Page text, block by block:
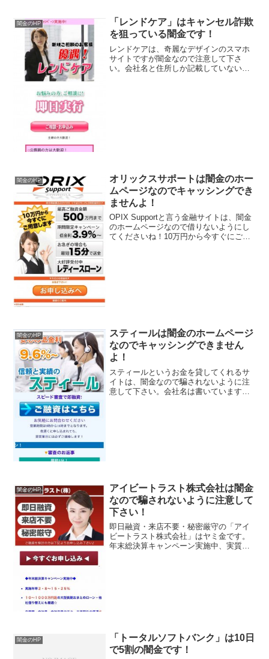
闇金のHP
「レンドケア」はキャンセル詐欺
を狙っている闇金です！
レンドケアは、奇麗なデザインのスマホ
サイトですが闇金なので注意して下さ
い。会社名と住所しか記載していない闇
闇金のHP
オリックスサポートは闇金のホー
ムページなのでキャッシングでき
ませんよ！
OPIX Supportと言う金融サイトは、闇金
のホームページなので借りないようにし
てくださいね！10万円から今すぐにご用
闇金のHP
スティールは闇金のホームページ
なのでキャッシングできません
よ！
スティールというお金を貸してくれるサ
イトは、闇金なので騙されないように注
意して下さい。会社名は書いています
闇金のHP
アイビートラスト株式会社は闇金
なので騙されないように注意して
下さい！
即日融資・来店不要・秘密厳守の「アイ
ビートラスト株式会社」はヤミ金です。
年末総決算キャンペーン実施中、実質年
闇金のHP
「トータルソフトバンク」は10日
で5割の闇金です！